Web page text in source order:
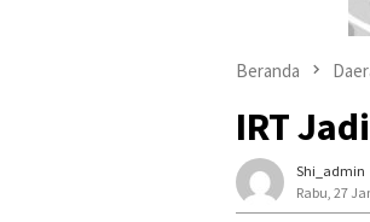
Beranda
IRT
Shi_admin
Rabu, 27